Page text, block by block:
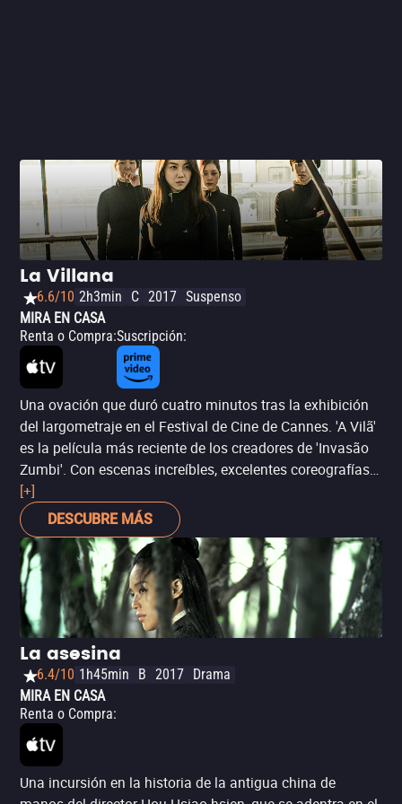
La Villana
6.6/10 2h3min C 2017 Suspenso
MIRA EN CASA
Renta o Compra:Suscripción:
Una ovación que duró cuatro minutos tras la exhibición
del largometraje en el Festival de Cine de Cannes. 'A Vilã'
es la película más reciente de los creadores de 'Invasão
Zumbi'. Con escenas increíbles, excelentes coreografías
de lucha y un movimiento de cámara de primera se narra
la historia de una niña que ha sido criada para
convertirse en una asesina despiadada, al más puro
estilo 'Nikita: Criada para Matar', con un toque que
recuerda a la saga 'Bourne'. Recomendado para los
fanáticos del cine asiático de acción.
[+]
DESCUBRE MÁS
La asesina
6.4/10 1h45min B 2017 Drama
MIRA EN CASA
Renta o Compra:
Una incursión en la historia de la antigua china de